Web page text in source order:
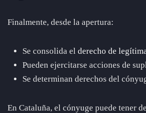
Finalmente, desde la apertura:
Se consolida el derecho de
Pueden ejercitarse acciones de
Se determinan derechos del
En Cataluña, el cónyuge puede tener